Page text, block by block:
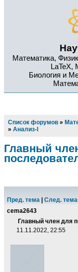
Математика,
LaTeX,
Биология и
Список форумов »
» Анализ-I
Главный
Пред. тема
След. тема
cema2643
Главный член для
11.11.2022, 22:55